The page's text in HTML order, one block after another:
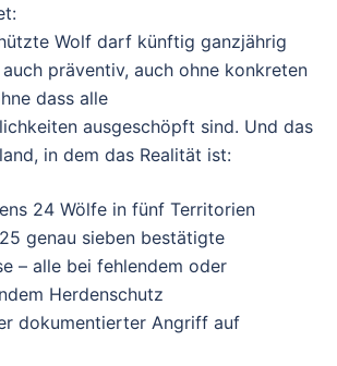
Wolf darf künftig ganzjährig
präventiv, auch ohne konkreten
dass alle
ausgeschöpft sind. Und das
in dem das Realität ist:
24 Wölfe in fünf Territorien
genau sieben bestätigte
– alle bei fehlendem oder
Herdenschutz
dokumentierter Angriff auf